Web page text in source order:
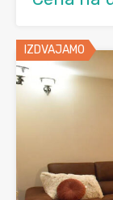
IZDVAJAMO